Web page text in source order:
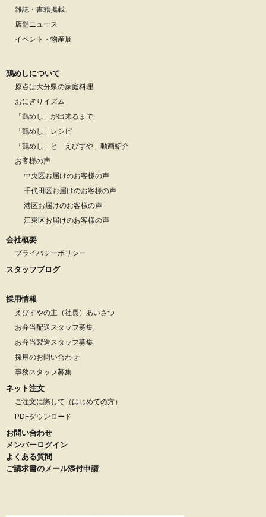
雑誌・書籍掲載
店舗ニュース
イベント・物産展
鶏めしについて
原点は大分県の家庭料理
おにぎりイズム
「鶏めし」が出来るまで
「鶏めし」レシピ
「鶏めし」と「えびすや」動画紹介
お客様の声
中央区お届けのお客様の声
千代田区お届けのお客様の声
港区お届けのお客様の声
江東区お届けのお客様の声
会社概要
プライバシーポリシー
スタッフブログ
採用情報
えびすやの主（社長）あいさつ
お弁当配送スタッフ募集
お弁当製造スタッフ募集
採用のお問い合わせ
事務スタッフ募集
ネット注文
ご注文に際して（はじめての方）
PDFダウンロード
お問い合わせ
メンバーログイン
よくある質問
ご請求書のメール添付申請